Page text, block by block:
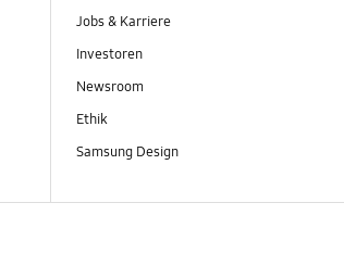
Jobs & Karriere
Investoren
Newsroom
Ethik
Samsung Design